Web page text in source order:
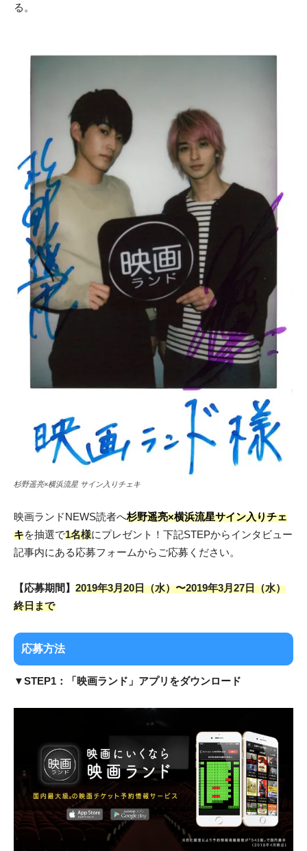
る。
杉野遥亮×横浜流星 サイン入りチェキ
映画ランドNEWS読者へ杉野遥亮×横浜流星サイン入りチェ
キを抽選で1名様にプレゼント！下記STEPからインタビュー
記事内にある応募フォームからご応募ください。
【応募期間】 2019年3月20日（水）〜2019年3月27日（水）
終日まで
応募方法
▼STEP1：「映画ランド」アプリをダウンロード